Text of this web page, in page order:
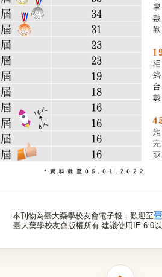
本刊物為臺大藥學校友會電子報，歡迎至
臺大藥學校友會版權所有 建議使用IE 6.0